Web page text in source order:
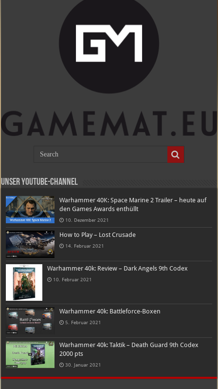
Unser Youtube-Channel
Warhammer 40K: Space Marine 2 Trailer – heute auf
den Games Awards enthüllt
10. Dezember 2021
How to Play – Lost Crusade
14. Februar 2021
Warhammer 40k: Review – Dark Angels 9th Codex
10. Februar 2021
Warhammer 40k: Battleforce-Boxen
5. Februar 2021
Warhammer 40k: Taktik – Death Guard 9th Codex
2000 pts
30. Januar 2021